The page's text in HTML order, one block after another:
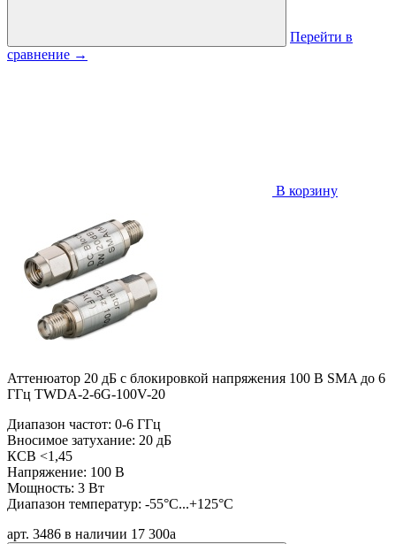
Перейти в
сравнение →
В корзину
Аттенюатор 20 дБ с блокировкой напряжения 100 В SMA до 6
ГГц TWDA-2-6G-100V-20
Диапазон частот: 0-6 ГГц
Вносимое затухание: 20 дБ
КСВ <1,45
Напряжение: 100 В
Мощность: 3 Вт
Диапазон температур: -55°C...+125°C
арт. 3486 в наличии 17 300a